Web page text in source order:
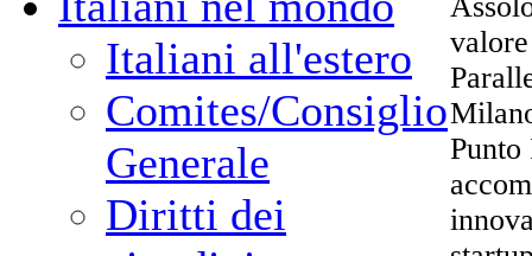
Italiani all'estero
Comites/Consiglio
Generale
Diritti dei
Punto